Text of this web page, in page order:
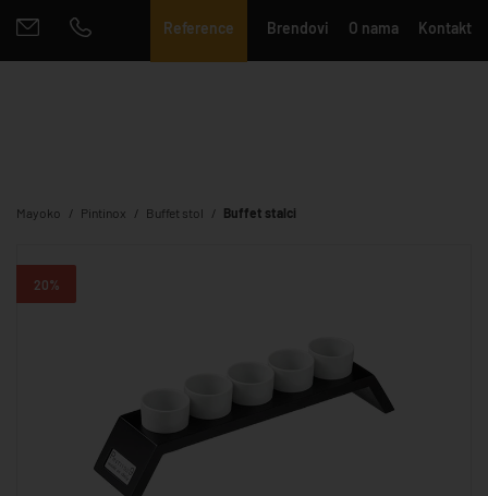
Reference Brendovi O nama Kontakt
Mayoko Pintinox Buffet stol Buffet stalci
20%